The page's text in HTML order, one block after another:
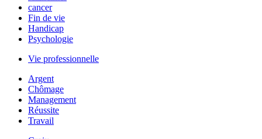
cancer
Fin de vie
Handicap
Psychologie
Vie professionnelle
Argent
Chômage
Management
Réussite
Travail